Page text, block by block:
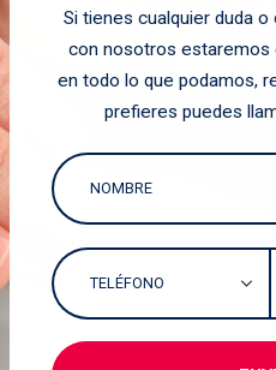
Si tienes cualquier duda
con nosotros estaremos
en todo lo que podamos,
prefieres puedes